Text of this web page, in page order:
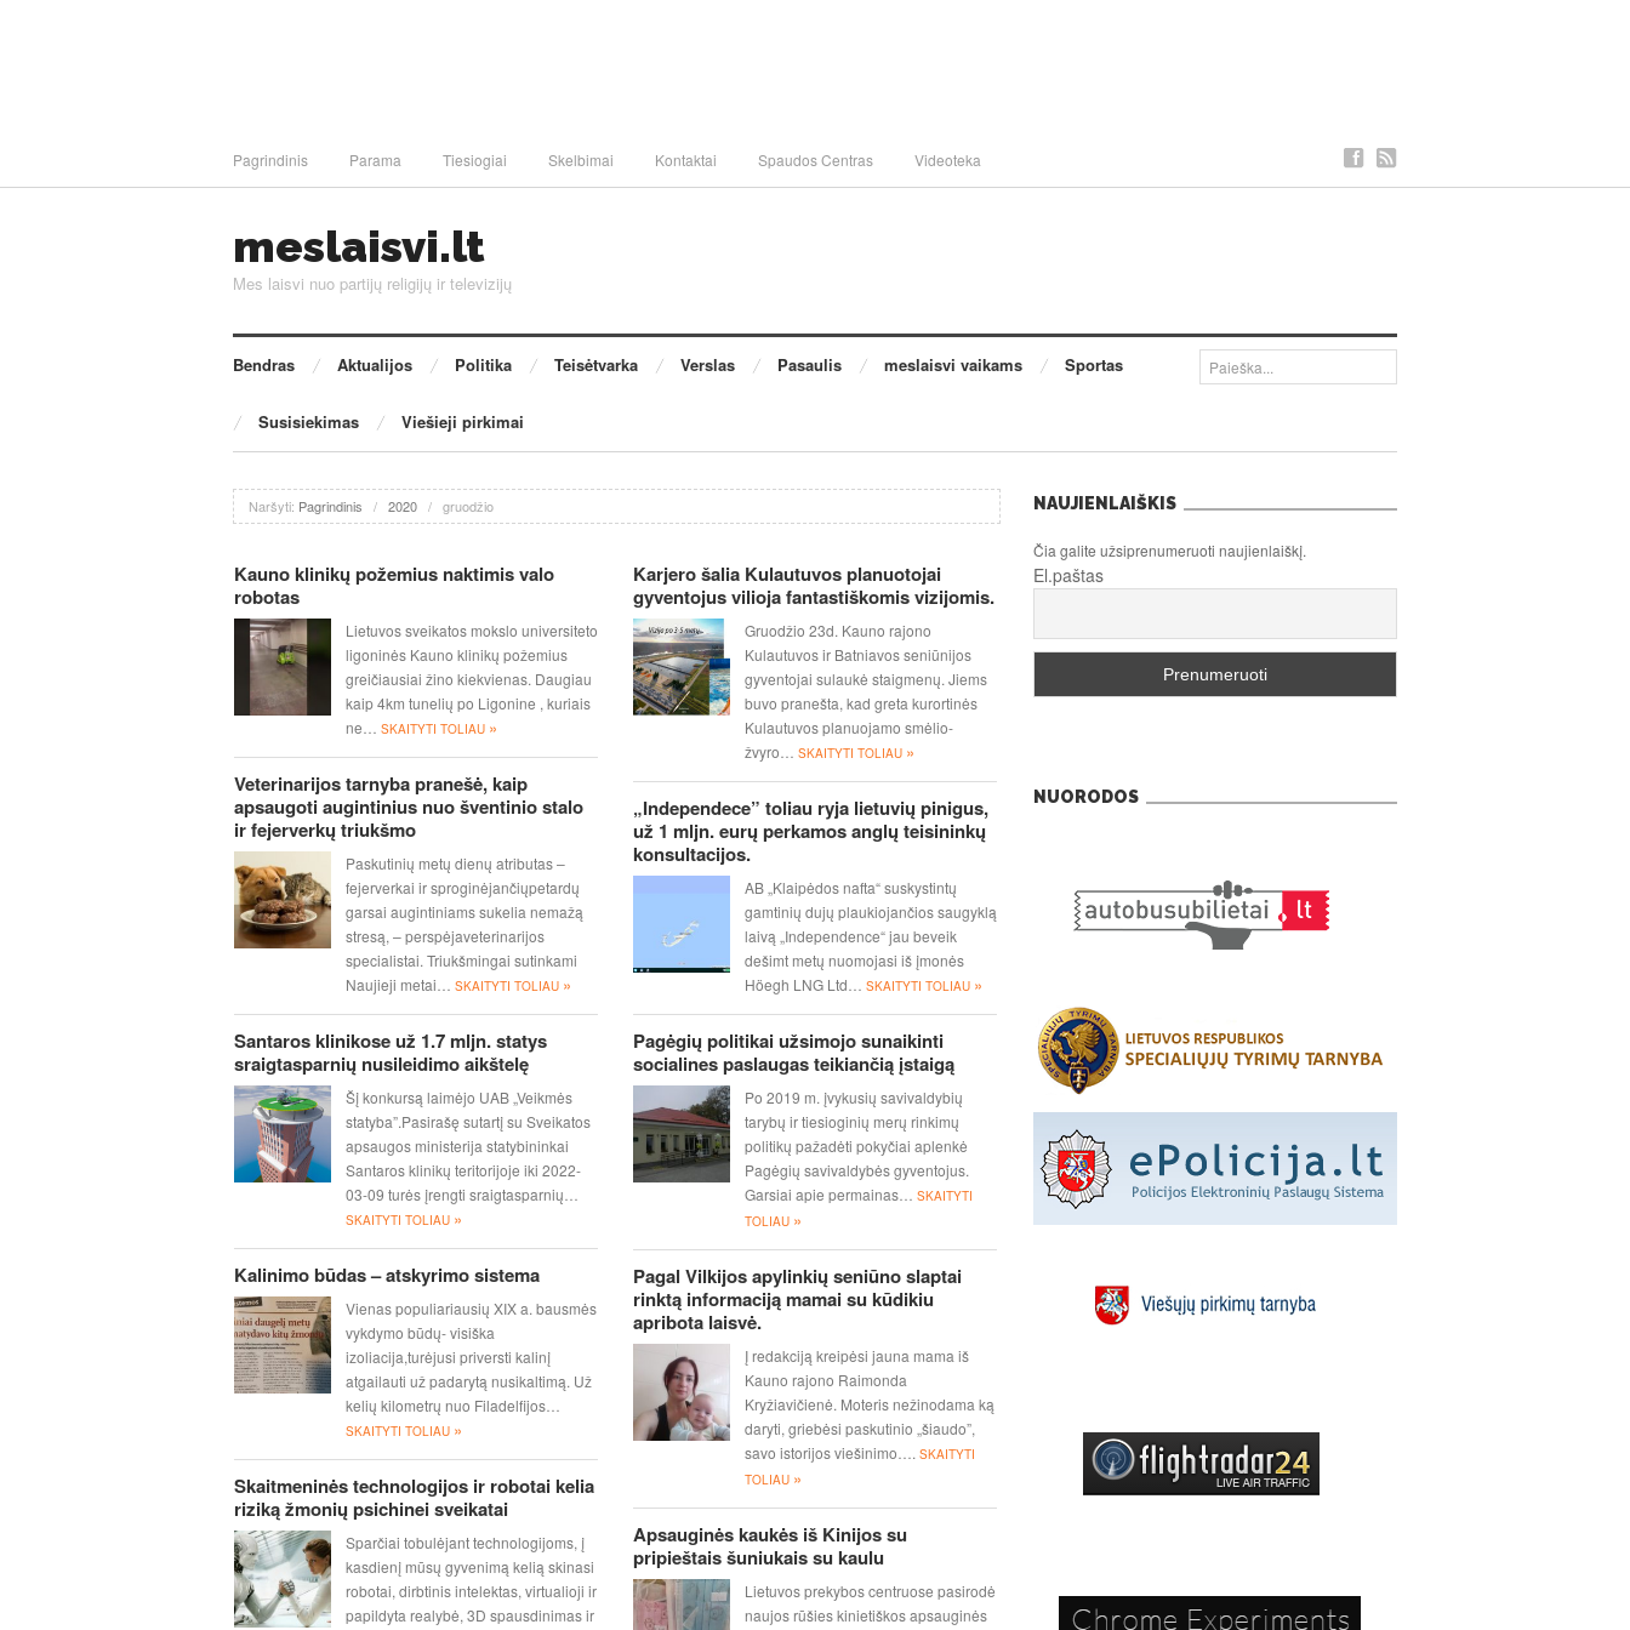
Pagrindinis Parama Tiesiogiai Skelbimai Kontaktai Spaudos Centras Videoteka
meslaisvi.lt
Mes laisvi nuo partijų religijų ir televizijų
Bendras Aktualijos Politika Teisėtvarka Verslas Pasaulis meslaisvi vaikams Sportas
Susisiekimas Viešieji pirkimai
Naršyti: Pagrindinis / 2020 / gruodžio
Kauno klinikų požemius naktimis valo
robotas
Lietuvos sveikatos mokslo universiteto
ligoninės Kauno klinikų požemius
greičiausiai žino kiekvienas. Daugiau
kaip 4km tunelių po Ligonine , kuriais
ne…SKAITYTI TOLIAU »
Karjero šalia Kulautuvos planuotojai
gyventojus vilioja fantastiškomis vizijomis.
Gruodžio 23d. Kauno rajono
Kulautuvos ir Batniavos seniūnijos
gyventojai sulaukė staigmenų. Jiems
buvo pranešta, kad greta kurortinės
Kulautuvos planuojamo smėlio-
žvyro…SKAITYTI TOLIAU »
Veterinarijos tarnyba pranešė, kaip
apsaugoti augintinius nuo šventinio stalo
ir fejerverkų triukšmo
Paskutinių metų dienų atributas –
fejerverkai ir sproginėjančiųpetardų
garsai augintiniams sukelia nemažą
stresą, – perspėjaveterinarijos
specialistai. Triukšmingai sutinkami
Naujieji metai…SKAITYTI TOLIAU »
„Independece” toliau ryja lietuvių pinigus,
už 1 mljn. eurų perkamos anglų teisininkų
konsultacijos.
AB „Klaipėdos nafta“ suskystintų
gamtinių dujų plaukiojančios saugyklą
laivą „Independence“ jau beveik
dešimt metų nuomojasi iš įmonės
Höegh LNG Ltd…SKAITYTI TOLIAU »
Santaros klinikose už 1.7 mljn. statys
sraigtasparnių nusileidimo aikštelę
Šį konkursą laimėjo UAB „Veikmės
statyba”.Pasirašę sutartį su Sveikatos
apsaugos ministerija statybininkai
Santaros klinikų teritorijoje iki 2022-
03-09 turės įrengti sraigtasparnių…
SKAITYTI TOLIAU »
Pagėgių politikai užsimojo sunaikinti
socialines paslaugas teikiančią įstaigą
Po 2019 m. įvykusių savivaldybių
tarybų ir tiesioginių merų rinkimų
politikų pažadėti pokyčiai aplenkė
Pagėgių savivaldybės gyventojus.
Garsiai apie permainas…SKAITYTI
TOLIAU »
Kalinimo būdas – atskyrimo sistema
Vienas populiariausių XIX a. bausmės
vykdymo būdų- visiška
izoliacija,turėjusi priversti kalinį
atgailauti už padarytą nusikaltimą. Už
kelių kilometrų nuo Filadelfijos…
SKAITYTI TOLIAU »
Pagal Vilkijos apylinkių seniūno slaptai
rinktą informaciją mamai su kūdikiu
apribota laisvė.
Į redakciją kreipėsi jauna mama iš
Kauno rajono Raimonda
Kryžiavičienė. Moteris nežinodama ką
daryti, griebėsi paskutinio „šiaudo”,
savo istorijos viešinimo….SKAITYTI
TOLIAU »
Skaitmeninės technologijos ir robotai kelia
riziką žmonių psichinei sveikatai
Sparčiai tobulėjant technologijoms, į
kasdienį mūsų gyvenimą kelią skinasi
robotai, dirbtinis intelektas, virtualioji ir
papildyta realybė, 3D spausdinimas ir
Apsauginės kaukės iš Kinijos su
pripieštais šuniukais su kaulu
Lietuvos prekybos centruose pasirodė
naujos rūšies kinietiškos apsauginės
NAUJIENLAIŠKIS
Čia galite užsiprenumeruoti naujienlaiškį.
El.paštas
NUORODOS